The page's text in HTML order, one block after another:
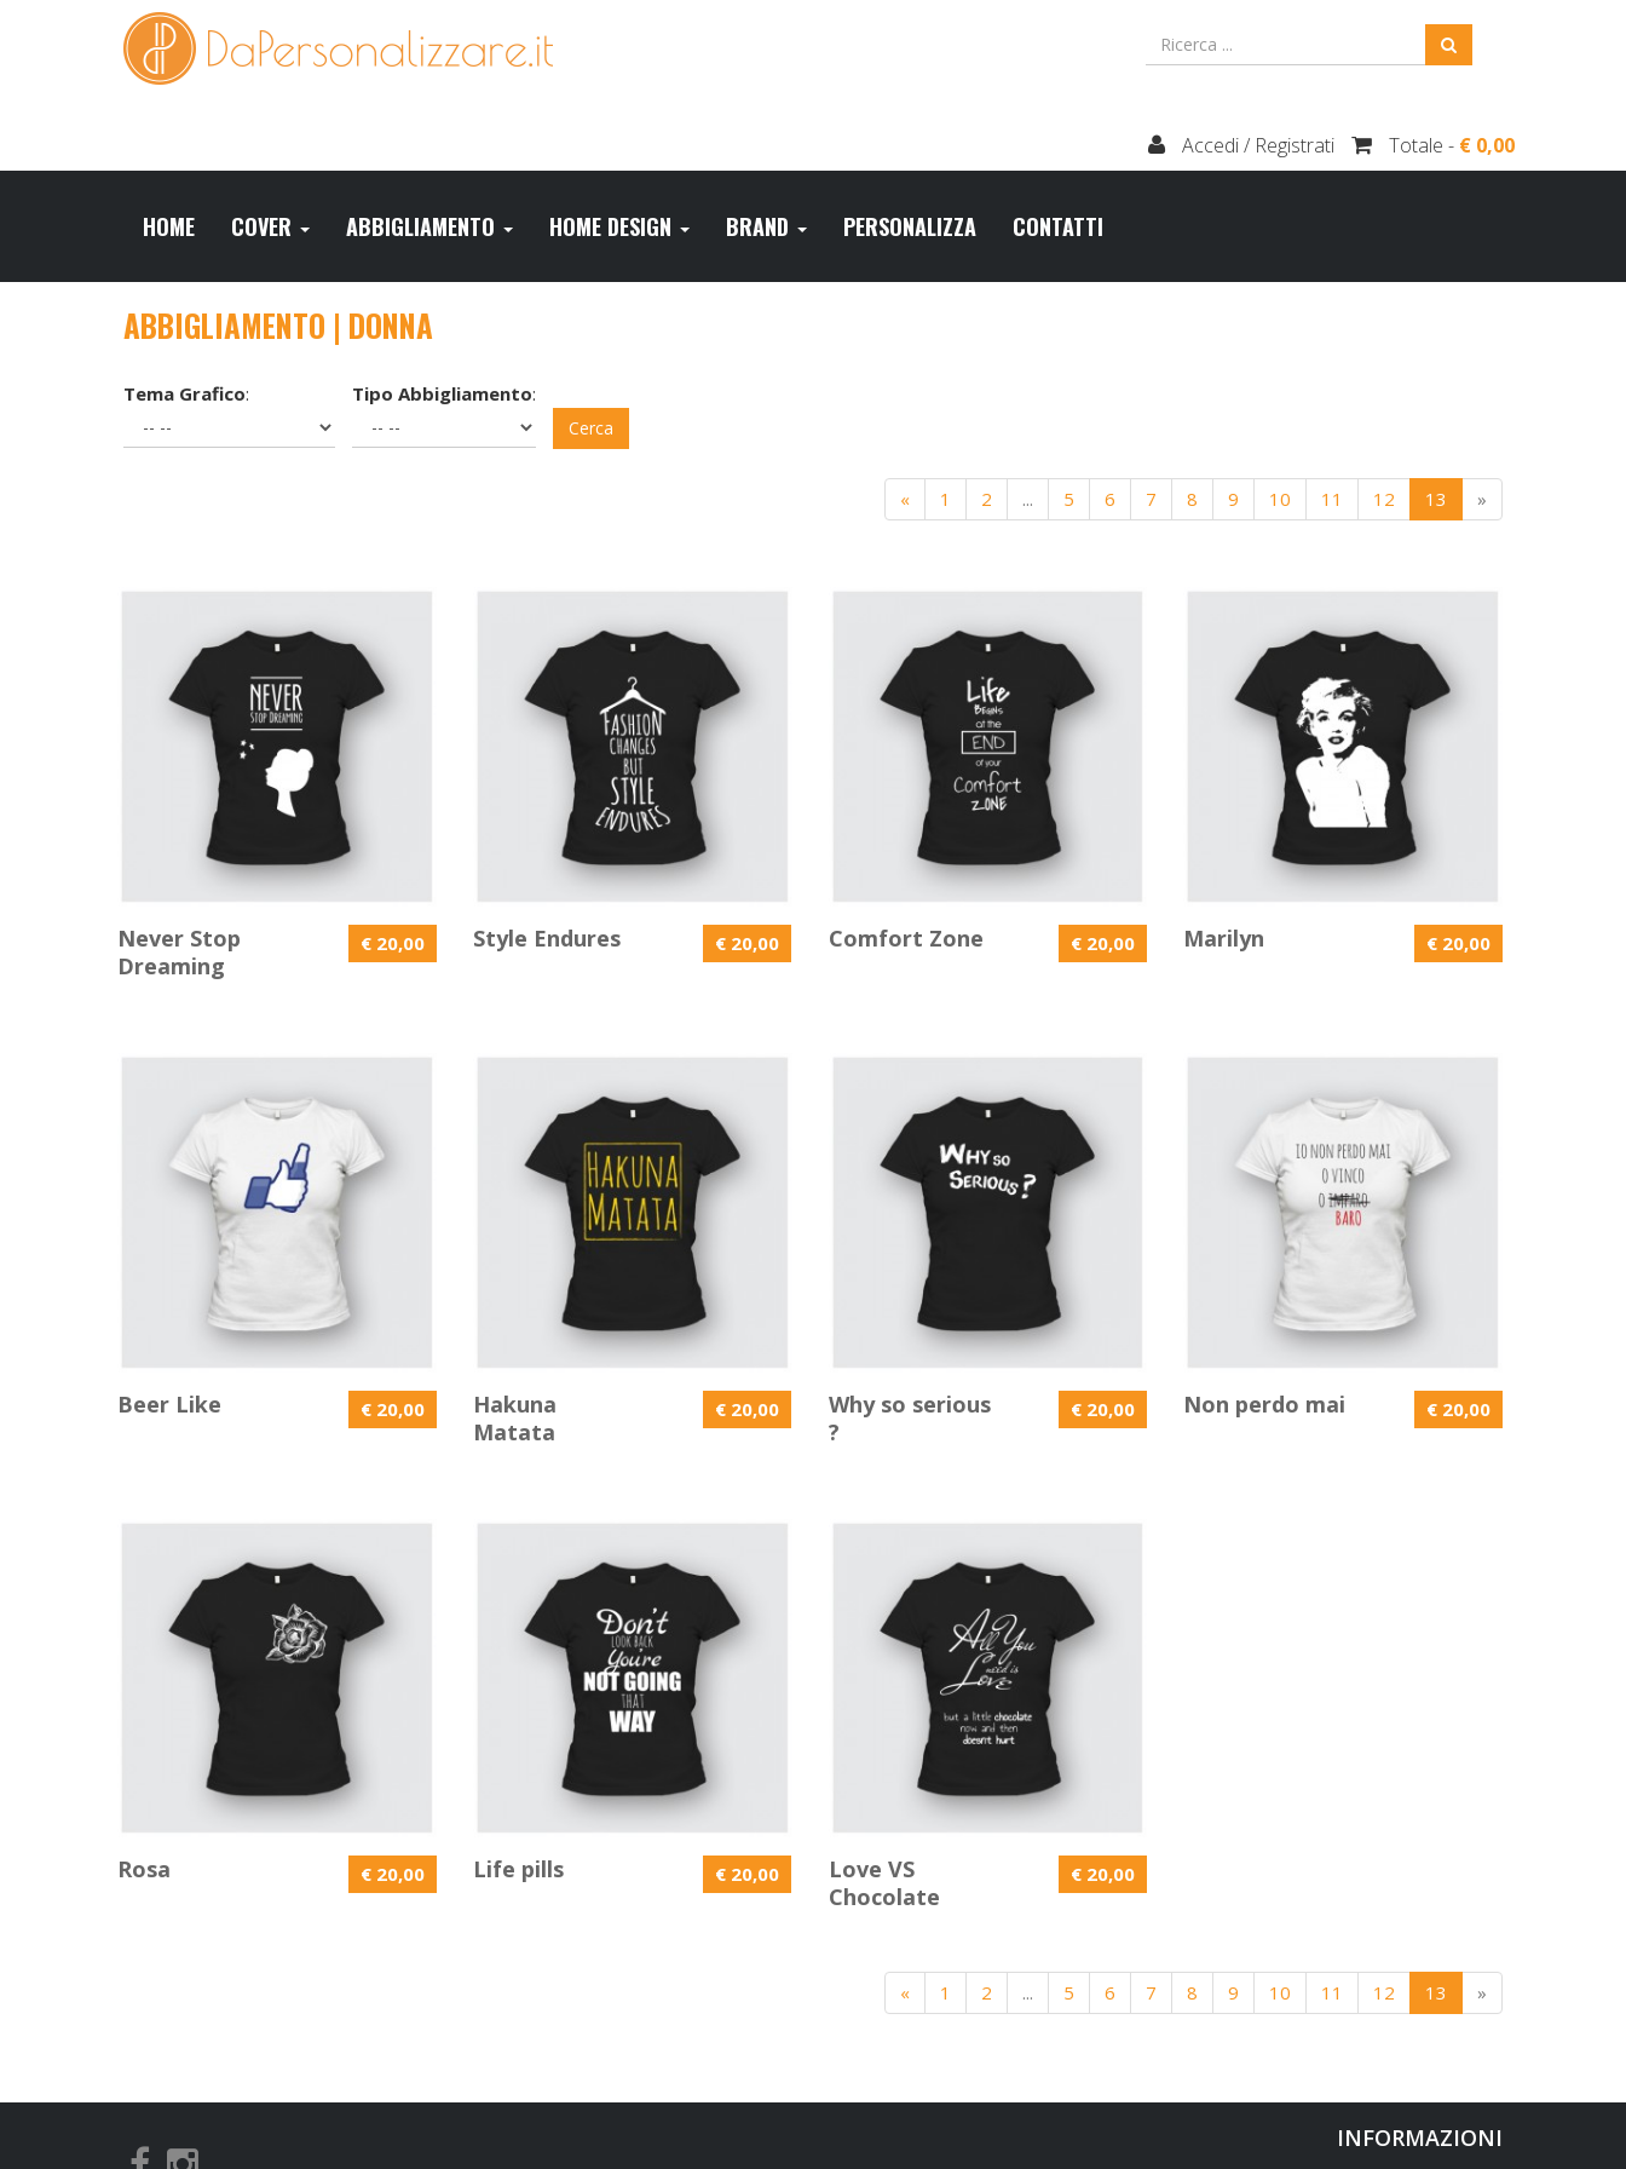
Accedi / Registrati Totale - € 0,00
HOME COVER ABBIGLIAMENTO HOME DESIGN BRAND PERSONALIZZA CONTATTI
ABBIGLIAMENTO | DONNA
Tema Grafico: Tipo Abbigliamento:
Cerca
« 1 2 ... 5 6 7 8 9 10 11 12 13 »
Never Stop
Dreaming
€ 20,00 Style Endures € 20,00 Comfort Zone € 20,00 Marilyn € 20,00
Beer Like € 20,00
Hakuna
Matata
€ 20,00
Why so serious
?
€ 20,00 Non perdo mai € 20,00
Rosa € 20,00 Life pills € 20,00
Love VS
Chocolate
€ 20,00
« 1 2 ... 5 6 7 8 9 10 11 12 13 »
INFORMAZIONI